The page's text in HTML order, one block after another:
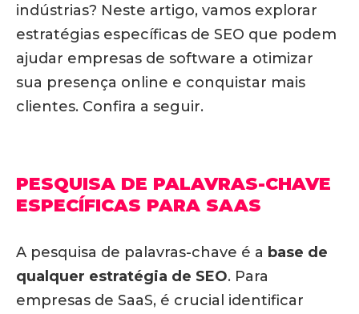
indústrias? Neste artigo, vamos explorar
estratégias específicas de SEO que podem
ajudar empresas de software a otimizar
sua presença online e conquistar mais
clientes. Confira a seguir.
PESQUISA DE PALAVRAS-CHAVE
ESPECÍFICAS PARA SAAS
A pesquisa de palavras-chave é a base de
qualquer estratégia de SEO. Para
empresas de SaaS, é crucial identificar